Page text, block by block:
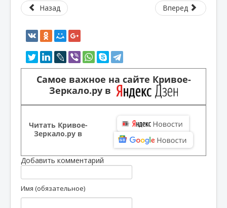
Назад Вперед
Самое важное на сайте Кривое-
Зеркало.ру в
Читать Кривое-
Зеркало.ру в
Добавить комментарий
Имя (обязательное)